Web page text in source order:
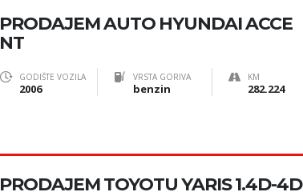
PRODAJEM AUTO HYUNDAI ACCE
NT
GODIŠTE VOZILA
2006
VRSTA GORIVA
benzin
KM
282.224
PRODAJEM TOYOTU YARIS 1.4D-4D